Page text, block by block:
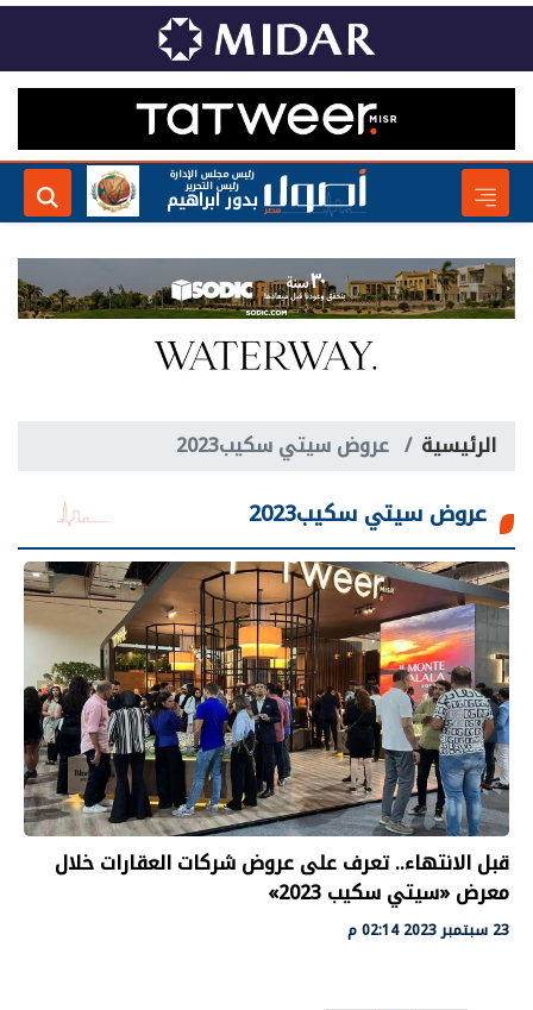
رئيس مجلس الإدارة
رئيس التحرير
بدور ابراهيم
الرئيسية عروض سيتي سكيب2023
عروض سيتي سكيب2023
قبل الانتهاء.. تعرف على عروض شركات العقارات خلال
معرض «سيتي سكيب 2023»
23 سبتمبر 2023 02:14 م